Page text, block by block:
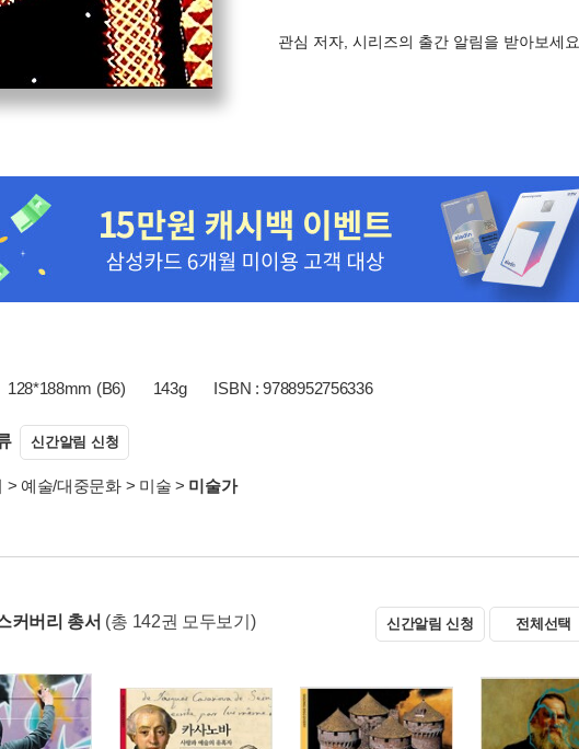
관심 저자, 시리즈의 출간 알림을 받아보세요
128*188mm (B6) 143g ISBN : 9788952756336
신간알림 신청
> 예술/대중문화> 미술 > 미술가
커버리 총서 (총 142권 모두보기) 신간알림 신청 전체선택